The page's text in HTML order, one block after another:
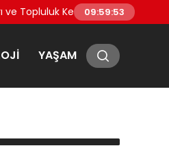
Topluluk Keşfi: Telegram’da
09:59:53
YAŞAM